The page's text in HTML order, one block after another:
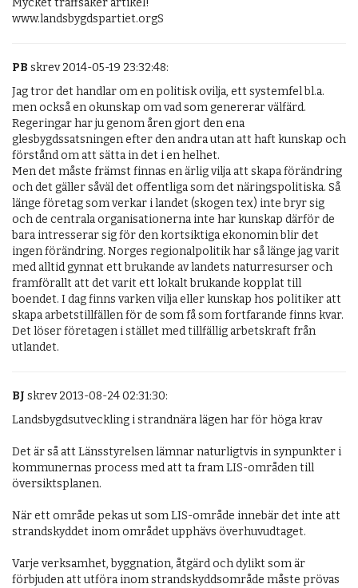
Mycket träffsäker artikel!
www.landsbygdspartiet.orgS
PB skrev 2014-05-19 23:32:48:
Jag tror det handlar om en politisk ovilja, ett systemfel bl.a.
men också en okunskap om vad som genererar välfärd.
Regeringar har ju genom åren gjort den ena
glesbygdssatsningen efter den andra utan att haft kunskap och
förstånd om att sätta in det i en helhet.
Men det måste främst finnas en ärlig vilja att skapa förändring
och det gäller såväl det offentliga som det näringspolitiska. Så
länge företag som verkar i landet (skogen tex) inte bryr sig
och de centrala organisationerna inte har kunskap därför de
bara intresserar sig för den kortsiktiga ekonomin blir det
ingen förändring. Norges regionalpolitik har så länge jag varit
med alltid gynnat ett brukande av landets naturresurser och
framförallt att det varit ett lokalt brukande kopplat till
boendet. I dag finns varken vilja eller kunskap hos politiker att
skapa arbetstillfällen för de som få som fortfarande finns kvar.
Det löser företagen i stället med tillfällig arbetskraft från
utlandet.
BJ skrev 2013-08-24 02:31:30:
Landsbygdsutveckling i strandnära lägen har för höga krav
Det är så att Länsstyrelsen lämnar naturligtvis in synpunkter i
kommunernas process med att ta fram LIS-områden till
översiktsplanen.
När ett område pekas ut som LIS-område innebär det inte att
strandskyddet inom området upphävs överhuvudtaget.
Varje verksamhet, byggnation, åtgärd och dylikt som är
förbjuden att utföra inom strandskyddsområde måste prövas